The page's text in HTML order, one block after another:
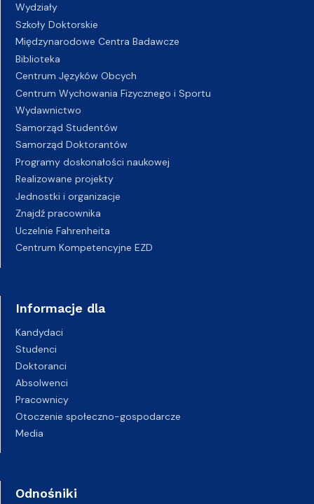
Wydziały
Szkoły Doktorskie
Międzynarodowe Centra Badawcze
Biblioteka
Centrum Języków Obcych
Centrum Wychowania Fizycznego i Sportu
Wydawnictwo
Samorząd Studentów
Samorząd Doktorantów
Programy doskonałości naukowej
Realizowane projekty
Jednostki i organizacje
Znajdź pracownika
Uczelnie Fahrenheita
Centrum Kompetencyjne EZD
Informacje dla
Kandydaci
Studenci
Doktoranci
Absolwenci
Pracownicy
Otoczenie społeczno-gospodarcze
Media
Odnośniki